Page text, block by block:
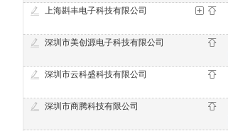
上海斟丰电子科技有限公司
深圳市美创源电子科技有限公司
深圳市云科盛科技有限公司
深圳市商腾科技有限公司